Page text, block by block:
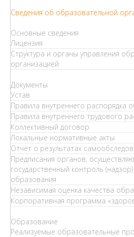
Сведения об образовательной
Основные сведения
Лицензия
Структура и органы управления
организацией
Документы
Устав
Правила внутреннего распорядка
Правила внутреннего трудового
Коллективный договор
Локальные нормативные акты
Отчет о результатах
Предписания органов,
государственный контроль
образования
Независимая оценка качества
Корпоративная программа
Образование
Реализуемые образовательные